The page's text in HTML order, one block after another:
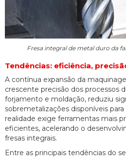
Fresa integral de metal duro da
Tendências: eficiência,
A contínua expansão da
crescente precisão dos processos
forjamento e moldação, reduziu
sobremetalizações disponíveis
realidade exige ferramentas mais
eficientes, acelerando o
fresas integrais.
Entre as principais tendências do